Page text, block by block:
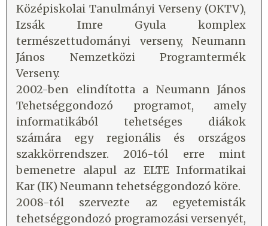
Középiskolai Tanulmányi Verseny (OKTV),
Izsák Imre Gyula komplex
természettudományi verseny, Neumann
János Nemzetközi Programtermék
Verseny.
2002-ben elindította a Neumann János
Tehetséggondozó programot, amely
informatikából tehetséges diákok
számára egy regionális és országos
szakkörrendszer. 2016-tól erre mint
bemenetre alapul az ELTE Informatikai
Kar (IK) Neumann tehetséggondozó köre.
2008-tól szervezte az egyetemisták
tehetséggondozó programozási versenyét,